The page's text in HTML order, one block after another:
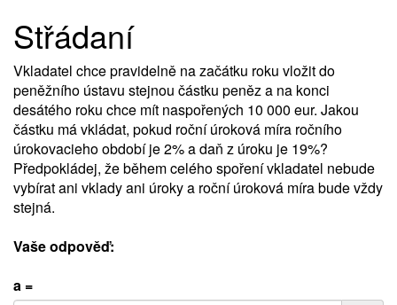
Střádaní
Vkladatel chce pravidelně na začátku roku vložit do
peněžního ústavu stejnou částku peněz a na konci
desátého roku chce mít naspořených 10 000 eur. Jakou
částku má vkládat, pokud roční úroková míra ročního
úrokovacieho období je 2% a daň z úroku je 19%?
Předpokládej, že během celého spoření vkladatel nebude
vybírat ani vklady ani úroky a roční úroková míra bude vždy
stejná.
Vaše odpověď:
a =